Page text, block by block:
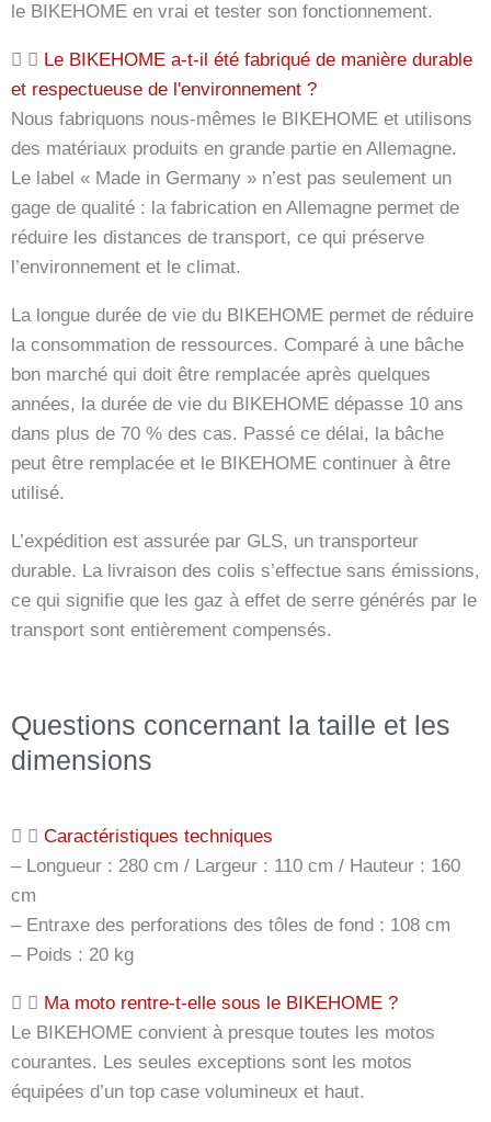
le BIKEHOME en vrai et tester son fonctionnement.
Le BIKEHOME a-t-il été fabriqué de manière durable
et respectueuse de l'environnement ?
Nous fabriquons nous-mêmes le BIKEHOME et utilisons
des matériaux produits en grande partie en Allemagne.
Le label « Made in Germany » n’est pas seulement un
gage de qualité : la fabrication en Allemagne permet de
réduire les distances de transport, ce qui préserve
l’environnement et le climat.
La longue durée de vie du BIKEHOME permet de réduire
la consommation de ressources. Comparé à une bâche
bon marché qui doit être remplacée après quelques
années, la durée de vie du BIKEHOME dépasse 10 ans
dans plus de 70 % des cas. Passé ce délai, la bâche
peut être remplacée et le BIKEHOME continuer à être
utilisé.
L’expédition est assurée par GLS, un transporteur
durable. La livraison des colis s’effectue sans émissions,
ce qui signifie que les gaz à effet de serre générés par le
transport sont entièrement compensés.
Questions concernant la taille et les
dimensions
Caractéristiques techniques
– Longueur : 280 cm / Largeur : 110 cm / Hauteur : 160
cm
– Entraxe des perforations des tôles de fond : 108 cm
– Poids : 20 kg
Ma moto rentre-t-elle sous le BIKEHOME ?
Le BIKEHOME convient à presque toutes les motos
courantes. Les seules exceptions sont les motos
équipées d’un top case volumineux et haut.